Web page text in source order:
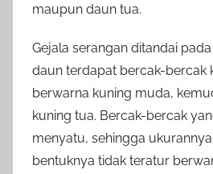
maupun daun tua.
Gejala serangan ditandai
daun terdapat bercak-bercak
berwarna kuning muda,
kuning tua. Bercak-bercak
menyatu, sehingga
bentuknya tidak teratur